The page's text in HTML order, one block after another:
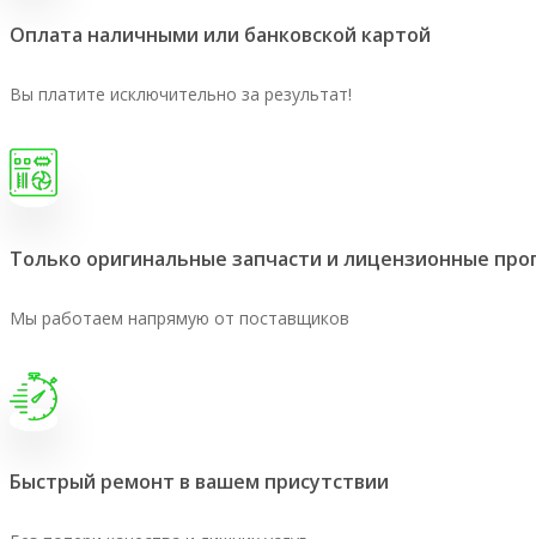
Оплата наличными или банковской картой
Вы платите исключительно за результат!
Только оригинальные запчасти и лицензионные
Мы работаем напрямую от поставщиков
Быстрый ремонт в вашем присутствии